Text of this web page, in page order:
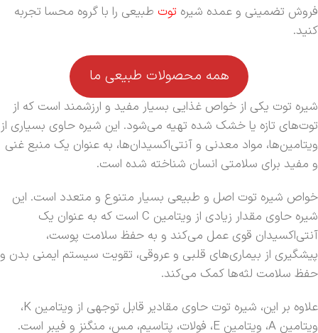
فروش تضمینی و عمده شیره توت طبیعی را با گروه محسا تجربه
کنید.
همه محصولات طبیعی ما
شیره توت یکی از خواص غذایی بسیار مفید و ارزشمند است که از
توت‌های تازه یا خشک شده تهیه می‌شود. این شیره حاوی بسیاری از
ویتامین‌ها، مواد معدنی و آنتی‌اکسیدان‌ها، به عنوان یک منبع غنی
و مفید برای سلامتی انسان شناخته شده است.
خواص شیره توت اصل و طبیعی بسیار متنوع و متعدد است. این
شیره حاوی مقدار زیادی از ویتامین C است که به عنوان یک
آنتی‌اکسیدان قوی عمل می‌کند و به حفظ سلامت پوست،
پیشگیری از بیماری‌های قلبی و عروقی، تقویت سیستم ایمنی بدن و
حفظ سلامت لثه‌ها کمک می‌کند.
علاوه بر این، شیره توت حاوی مقادیر قابل توجهی از ویتامین K،
ویتامین A، ویتامین E، فولات، پتاسیم، مس، منگنز و فیبر است.